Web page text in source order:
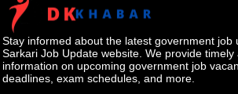
Stay informed about the latest government job
Sarkari Job Update website. We provide timely
information on upcoming government job
deadlines, exam schedules, and more.